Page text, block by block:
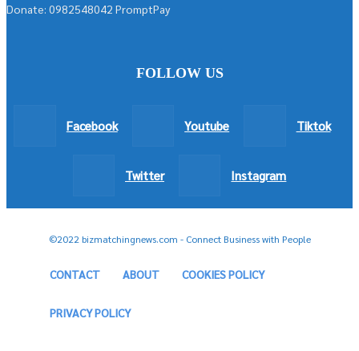
Donate: 0982548042 PromptPay
FOLLOW US
Facebook Youtube Tiktok
Twitter Instagram
©2022 bizmatchingnews.com - Connect Business with People
CONTACT ABOUT COOKIES POLICY
PRIVACY POLICY